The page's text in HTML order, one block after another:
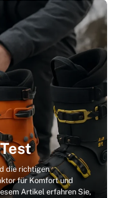
die richtigen
für Komfort und
Artikel erfahren Sie,